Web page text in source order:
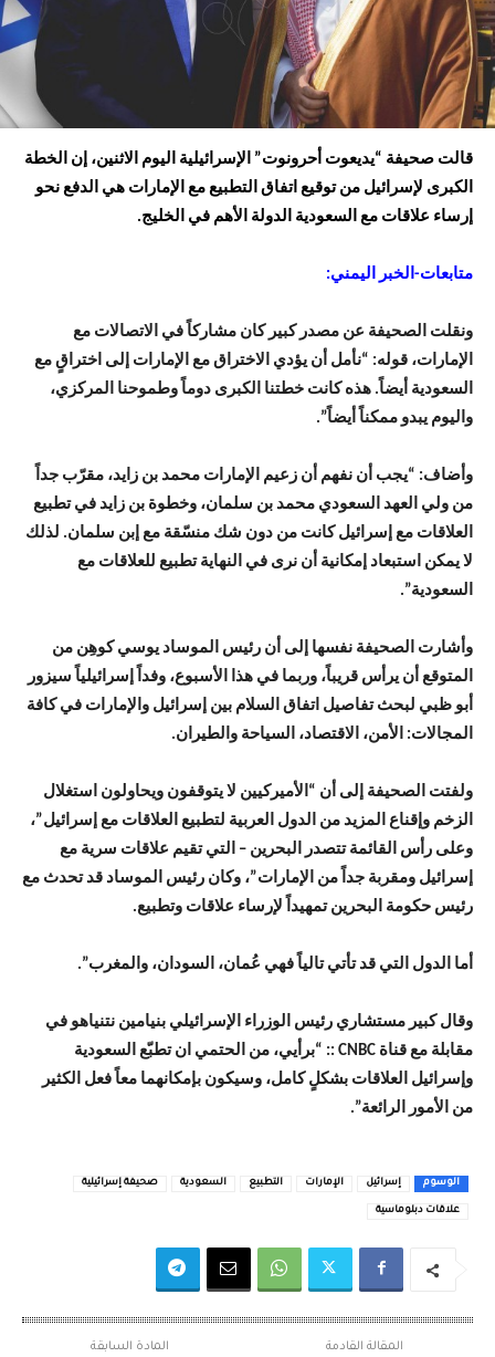
قالت صحيفة “يديعوت أحرونوت” الإسرائيلية اليوم الاثنين، إن الخطة
الكبرى لإسرائيل من توقيع اتفاق التطبيع مع الإمارات هي الدفع نحو
إرساء علاقات مع السعودية الدولة الأهم في الخليج.
متابعات-الخبر اليمني:
ونقلت الصحيفة عن مصدر كبير كان مشاركاً في الاتصالات مع
الإمارات، قوله: “نأمل أن يؤدي الاختراق مع الإمارات إلى اختراقٍ مع
السعودية أيضاً. هذه كانت خطتنا الكبرى دوماً وطموحنا المركزي،
واليوم يبدو ممكناً أيضاً”.
وأضاف: “يجب أن نفهم أن زعيم الإمارات محمد بن زايد، مقرّب جداً
من ولي العهد السعودي محمد بن سلمان، وخطوة بن زايد في تطبيع
العلاقات مع إسرائيل كانت من دون شك منسّقة مع إبن سلمان. لذلك
لا يمكن استبعاد إمكانية أن نرى في النهاية تطبيع للعلاقات مع
السعودية”.
وأشارت الصحيفة نفسها إلى أن رئيس الموساد يوسي كوهِن من
المتوقع أن يرأس قريباً، وربما في هذا الأسبوع، وفداً إسرائيلياً سيزور
أبو ظبي لبحث تفاصيل اتفاق السلام بين إسرائيل والإمارات في كافة
المجالات: الأمن، الاقتصاد، السياحة والطيران.
ولفتت الصحيفة إلى أن “الأميركيين لا يتوقفون ويحاولون استغلال
الزخم وإقناع المزيد من الدول العربية لتطبيع العلاقات مع إسرائيل”،
وعلى رأس القائمة تتصدر البحرين – التي تقيم علاقات سرية مع
إسرائيل ومقربة جداً من الإمارات”، وكان رئيس الموساد قد تحدث مع
رئيس حكومة البحرين تمهيداً لإرساء علاقات وتطبيع.
أما الدول التي قد تأتي تالياً فهي عُمان، السودان، والمغرب”.
وقال كبير مستشاري رئيس الوزراء الإسرائيلي بنيامين نتنياهو في
مقابلة مع قناة CNBC :: “برأيي، من الحتمي ان تطبّع السعودية
وإسرائيل العلاقات بشكلٍ كامل، وسيكون بإمكانهما معاً فعل الكثير
من الأمور الرائعة”.
الوسوم إسرائيل الإمارات التطبيع السعودية صحيفة إسرائيلية
علاقات دبلوماسية
المادة السابقة المقالة القادمة